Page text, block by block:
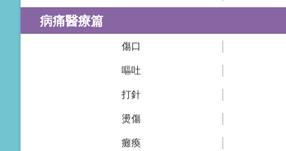
病痛醫療篇
傷口
嘔吐
打針
燙傷
癱瘓